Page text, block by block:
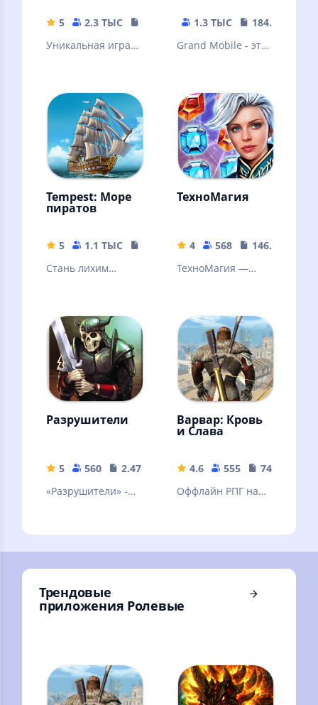
5 2.3 ТЫС
148.99 MB
Уникальная игра
ПВП. Ролевая «3 в
ряд» с сюжетом
1.3 ТЫС
184.63 MB
Grand Mobile - это
уникальным
модом.
Подробнее...
Tempest: Море
пиратов
5 1.1 ТЫС
378.9 MB
Стань лихим
ТехноМагия
4 568
146.78 MB
ТехноМагия —
героев
Разрушители
5 560
2.47 MB
«Разрушители» -
стратегии.
Варвар: Кровь
и Слава
4.6 555
74.71 MB
Оффлайн РПГ на
Стрельба, Охота,
Торговля
Трендовые
приложения Ролевые